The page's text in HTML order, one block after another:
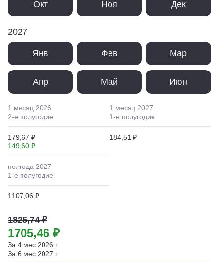
Окт Ноя Дек
2027
Янв Фев Мар
Апр Май Июн
1 месяц 2026
2-е полугодие
179,67 ₽
149,60 ₽
1 месяц 2027
1-е полугодие
184,51 ₽
полгода 2027
1-е полугодие
1107,06 ₽
1825,74 ₽
1705,46 ₽
За 4 мес 2026 г
За 6 мес 2027 г